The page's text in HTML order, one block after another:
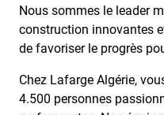
Nous sommes le leader
construction innovantes
de favoriser le progrès
Chez Lafarge Algérie,
4.500 personnes